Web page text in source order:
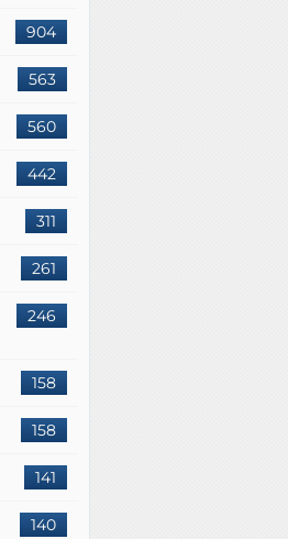
904
563
560
442
311
261
246
158
158
141
140